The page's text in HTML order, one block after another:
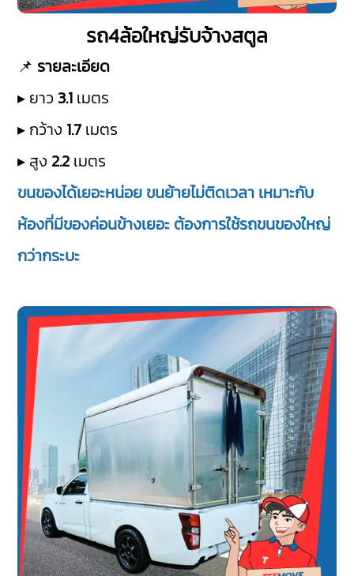
รถ4ล้อใหญ่รับจ้างสตูล
📌 รายละเอียด
▸ ยาว 3.1 เมตร
▸ กว้าง 1.7 เมตร
▸ สูง 2.2 เมตร
ขนของได้เยอะหน่อย ขนย้ายไม่ติดเวลา เหมาะกับ
ห้องที่มีของค่อนข้างเยอะ ต้องการใช้รถขนของใหญ่
กว่ากระบะ